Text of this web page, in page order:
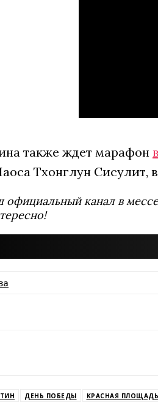
также ждет марафон
Тхонглун Сисулит,
официальный канал в
ДЕНЬ ПОБЕДЫ КРАСНАЯ ПЛОЩАДЬ